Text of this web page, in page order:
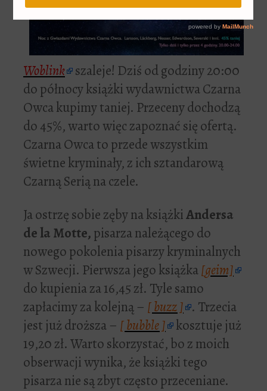
Woblink szaleje! Dziś od godziny 20:00
do północy książki wydawnictwa Czarna
Owca kupimy taniej. Przeceny dochodzą
do 45%, warto więc zapoznać się ofertą.
Czarna Owca to przede wszystkim
świetne kryminały, z ich sztandarową
Czarną Serią na czele.
Ja ostrzę sobie zęby na książkiAndersa
de la Motte,pisarza należącego do
nowego pokolenia pisarzy kryminalnych
w Szwecji. Pierwsza jego książka[geim]
do kupienia za 16,45 zł. Tyle samo
zapłacimy za kolejną – [ buzz ] . Trzecia
jest już droższa – [ bubble ]
kosztuje już
19,20 zł. Warto skorzystać, bo z moich
obserwacji wynika, że książki tego
pisarza nie są zbyt często przeceniane.